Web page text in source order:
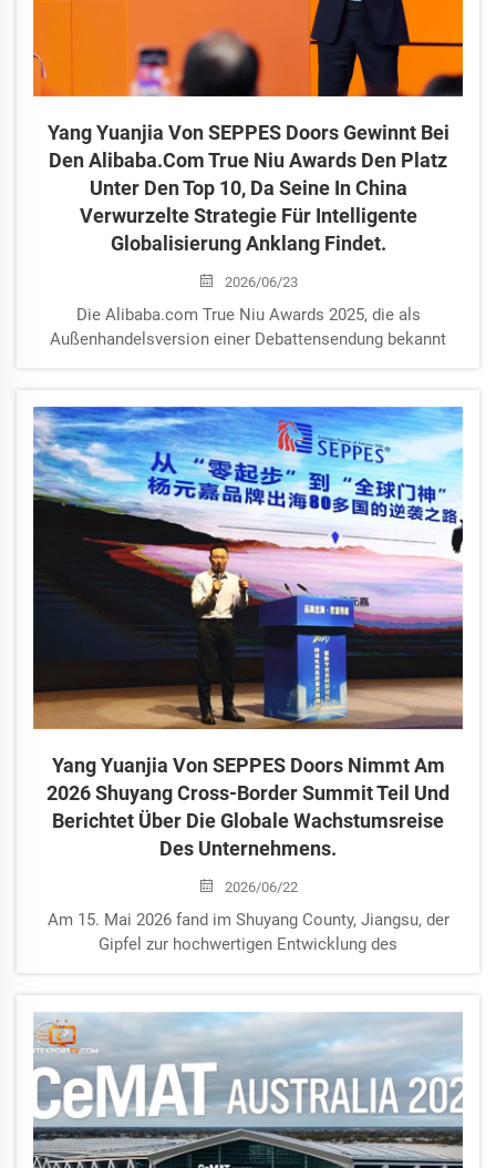
Yang Yuanjia Von SEPPES Doors Gewinnt Bei
Den Alibaba.com True Niu Awards Den Platz
Unter Den Top 10, Da Seine In China
Verwurzelte Strategie Für Intelligente
Globalisierung Anklang Findet.
2026/06/23
Die Alibaba.com True Niu Awards 2025, die als
Außenhandelsversion einer Debattensendung bekannt
Welt debattierten sieben Stunden lang darüber, wie
Unternehmen in einer unsicheren Ära global agieren
sollten. Ya…
Yang Yuanjia Von SEPPES Doors Nimmt Am
2026 Shuyang Cross-Border Summit Teil Und
Berichtet Über Die Globale Wachstumsreise
Des Unternehmens.
2026/06/22
Am 15. Mai 2026 fand im Shuyang County, Jiangsu, der
Gipfel zur hochwertigen Entwicklung des
Veranstalter waren die Shuyang Economic Development
Zone, das Shuyang County Commerce Bureau und
Shuyang Sof…